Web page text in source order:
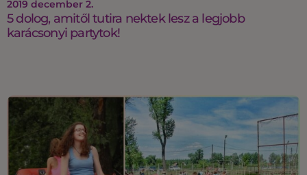
2019 december 2.
5 dolog, amitől tutira nektek lesz a legjobb
karácsonyi partytok!